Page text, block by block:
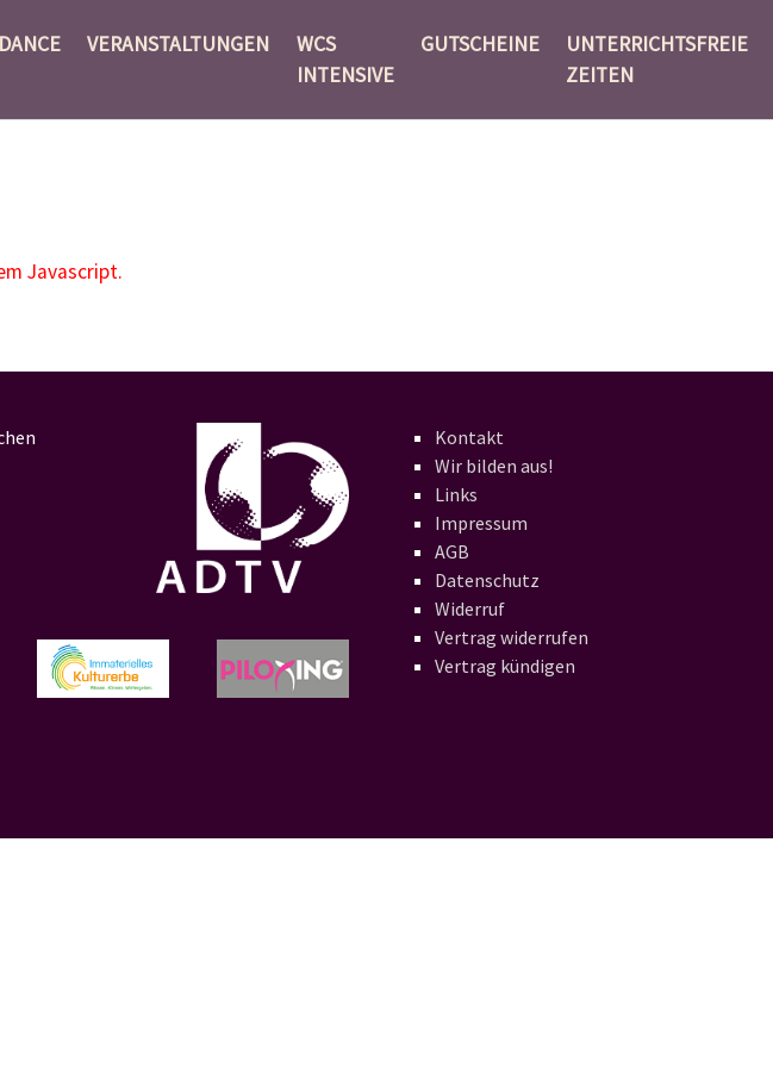
VERANSTALTUNGEN
WCS
INTENSIVE
GUTSCHEINE
UNTERRICHTSFREIE
ZEITEN
Javascript.
Kontakt
Wir bilden aus!
Links
Impressum
AGB
Datenschutz
Widerruf
Vertrag widerrufen
Vertrag kündigen